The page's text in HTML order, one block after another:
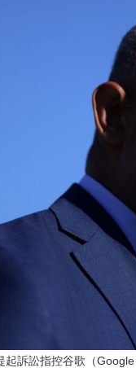
起訴訟指控谷歌（